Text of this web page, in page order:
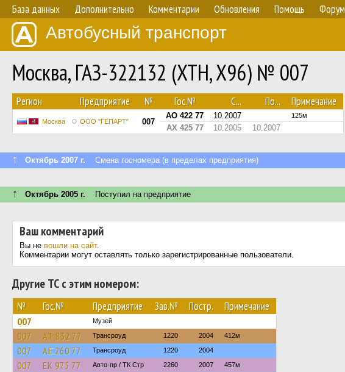
База данных Дополнительно Комментарии Обновления Помощь Форум
Автобусный транспорт
Москва, ГАЗ-322132 (XTH, X96) № 007
Регион Предприятие № Гос.№ С... По... Примечание
Москва ООО "ГЕПАРТ" 007
АО 422 77 10.2007 125м
АХ 425 77 10.2005 10.2007
↑ Октябрь 2007 г. Смена госномера (в пределах предприятия)
↑ Октябрь 2005 г. Поступил на предприятие
Ваш комментарий
Вы не вошли на сайт.
Комментарии могут оставлять только зарегистрированные пользователи.
Другие ТС с этим номером:
№ Гос.№ Предприятие Зав.№ Постр. Примечание
007 Музей
007 АТ 832 77 Трансроуд 1220 2004 412м
007 АЕ 260 77 Трансроуд 1220 2004
007 ЕК 975 77 Авто-пр / ТК Стр 2260 2007 457м